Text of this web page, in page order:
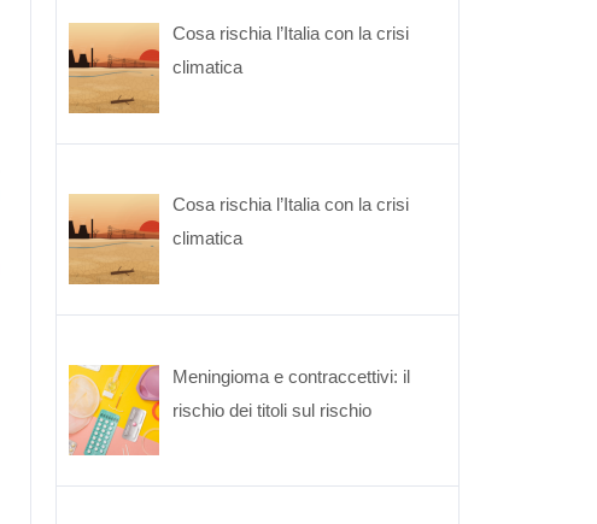
Cosa rischia l’Italia con la crisi
climatica
Cosa rischia l’Italia con la crisi
climatica
Meningioma e contraccettivi: il
rischio dei titoli sul rischio